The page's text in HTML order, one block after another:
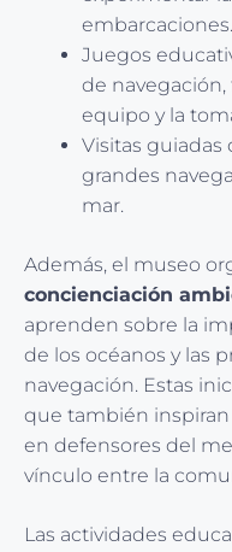
embarcaciones.
Juegos
de
equipo y la
Visitas guiadas
grandes
mar.
Además, el museo
concienciación
aprenden sobre la
de los océanos y las
navegación. Estas
que también inspiran
en defensores del
vínculo entre la
Las actividades